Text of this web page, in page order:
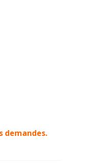
demandes.